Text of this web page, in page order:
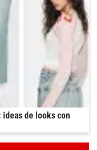
ideas de looks con